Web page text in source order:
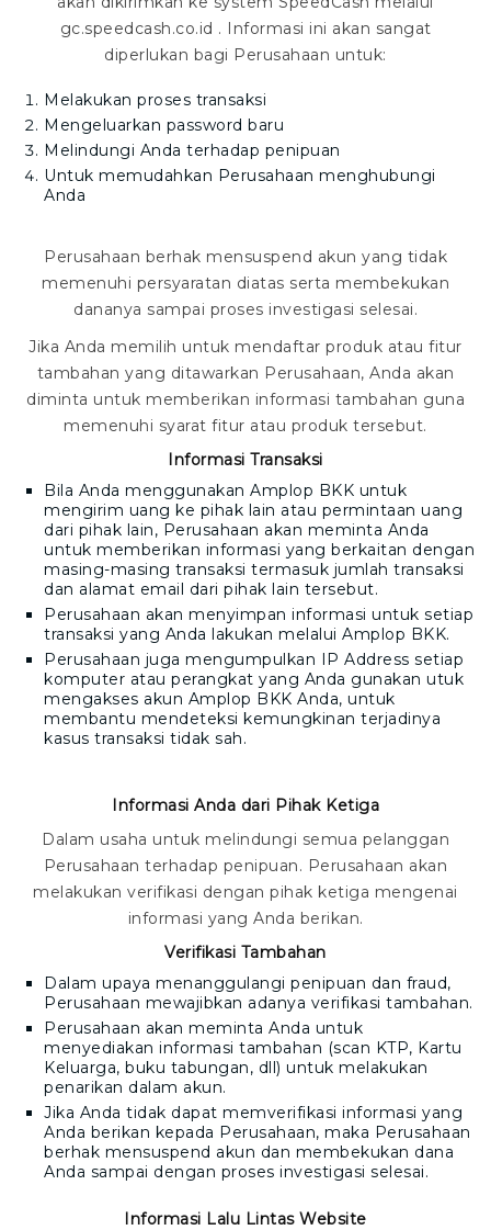
gc.speedcash.co.id . Informasi ini akan sangat
diperlukan bagi Perusahaan untuk:
Melakukan proses transaksi
Mengeluarkan password baru
Melindungi Anda terhadap penipuan
Untuk memudahkan Perusahaan menghubungi
Anda
Perusahaan berhak mensuspend akun yang tidak
memenuhi persyaratan diatas serta membekukan
dananya sampai proses investigasi selesai.
Jika Anda memilih untuk mendaftar produk atau fitur
tambahan yang ditawarkan Perusahaan, Anda akan
diminta untuk memberikan informasi tambahan guna
memenuhi syarat fitur atau produk tersebut.
Informasi Transaksi
Bila Anda menggunakan Amplop BKK untuk
mengirim uang ke pihak lain atau permintaan uang
dari pihak lain, Perusahaan akan meminta Anda
untuk memberikan informasi yang berkaitan dengan
masing-masing transaksi termasuk jumlah transaksi
dan alamat email dari pihak lain tersebut.
Perusahaan akan menyimpan informasi untuk setiap
transaksi yang Anda lakukan melalui Amplop BKK.
Perusahaan juga mengumpulkan IP Address setiap
komputer atau perangkat yang Anda gunakan utuk
mengakses akun Amplop BKK Anda, untuk
membantu mendeteksi kemungkinan terjadinya
kasus transaksi tidak sah.
Informasi Anda dari Pihak Ketiga
Dalam usaha untuk melindungi semua pelanggan
Perusahaan terhadap penipuan. Perusahaan akan
melakukan verifikasi dengan pihak ketiga mengenai
informasi yang Anda berikan.
Verifikasi Tambahan
Dalam upaya menanggulangi penipuan dan fraud,
Perusahaan mewajibkan adanya verifikasi tambahan.
Perusahaan akan meminta Anda untuk
menyediakan informasi tambahan (scan KTP, Kartu
Keluarga, buku tabungan, dll) untuk melakukan
penarikan dalam akun.
Jika Anda tidak dapat memverifikasi informasi yang
Anda berikan kepada Perusahaan, maka Perusahaan
berhak mensuspend akun dan membekukan dana
Anda sampai dengan proses investigasi selesai.
Informasi Lalu Lintas Website